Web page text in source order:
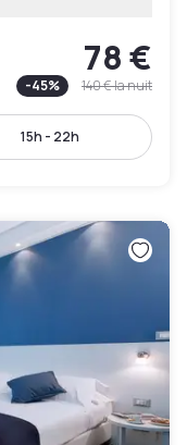
78 €
-45% 140 €la nuit
15h - 22h